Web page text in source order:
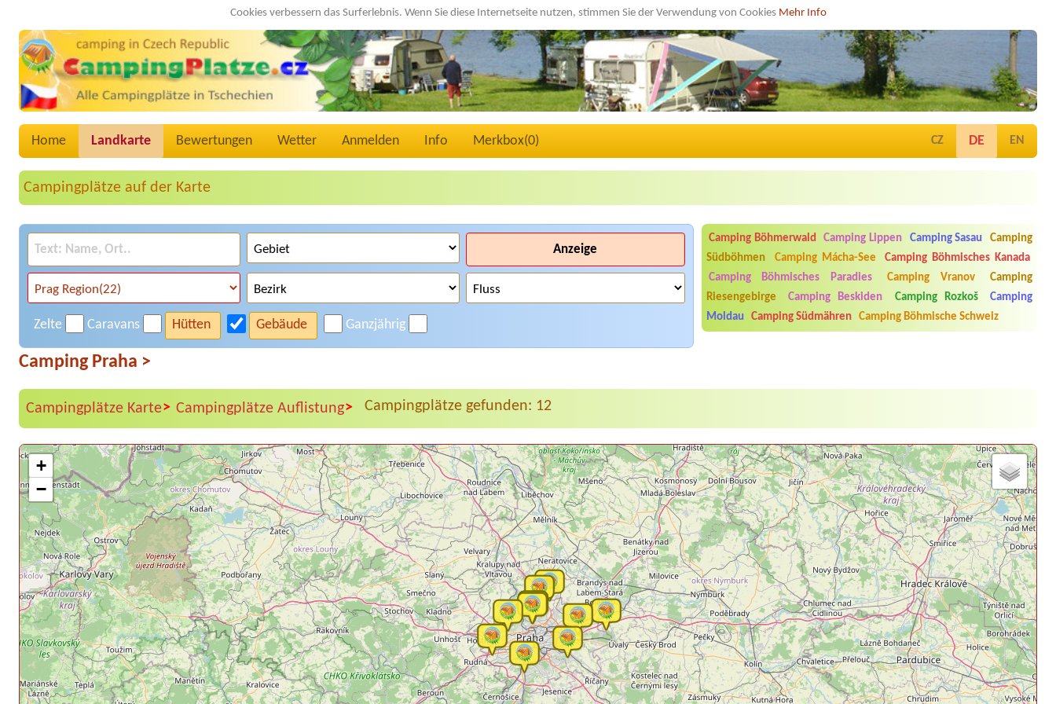
Cookies verbessern das Surferlebnis. Wenn Sie diese Internetseite nutzen, stimmen Sie der Verwendung von Cookies Mehr Info
Home Landkarte Bewertungen Wetter Anmelden Info Merkbox(0) CZ DE EN
Campingplätze auf der Karte
Anzeige
Zelte Caravans Hütten Gebäude Ganzjährig
Camping Böhmerwald Camping Lippen Camping Sasau
Camping
Südböhmen
Camping Mácha-See
Camping Böhmisches Kanada
Camping Böhmisches Paradies
Camping Vranov
Camping
Riesengebirge
Camping Beskiden Camping Rozkoš
Camping
Moldau
Camping Südmähren Camping Böhmische Schweiz
Camping Praha >
Campingplätze Karte> Campingplätze Auflistung> Campingplätze gefunden: 12
+
−